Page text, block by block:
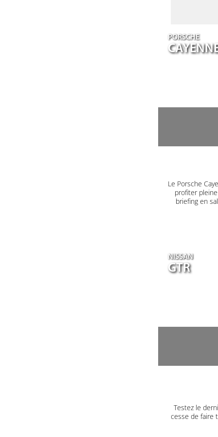
PORSCHE
Le Porsche
profiter
briefing en
NISSAN
GTR
Testez le
cesse de faire